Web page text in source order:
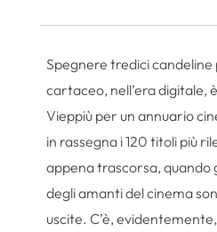
Spegnere tredici
cartaceo, nell’era digitale,
Vieppiù per un annuario
in rassegna i 120 titoli più
appena trascorsa, quando
degli amanti del cinema
uscite. C’è,